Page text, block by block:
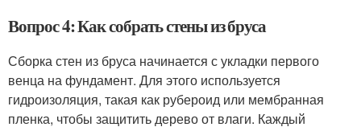
Вопрос 4: Как собрать стены из бруса
Сборка стен из бруса начинается с укладки первого
венца на фундамент. Для этого используется
гидроизоляция, такая как рубероид или мембранная
пленка, чтобы защитить дерево от влаги. Каждый